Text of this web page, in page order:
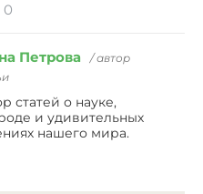
0
Петрова
/ автор
статей о науке,
и удивительных
нашего мира.